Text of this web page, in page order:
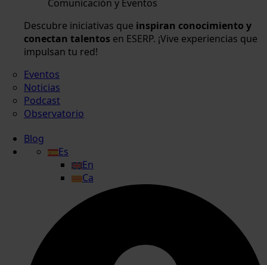
Comunicación y Eventos
Descubre iniciativas que inspiran conocimiento y
conectan talentos en ESERP. ¡Vive experiencias que
impulsan tu red!
Eventos
Noticias
Podcast
Observatorio
Blog
Es
En
Ca